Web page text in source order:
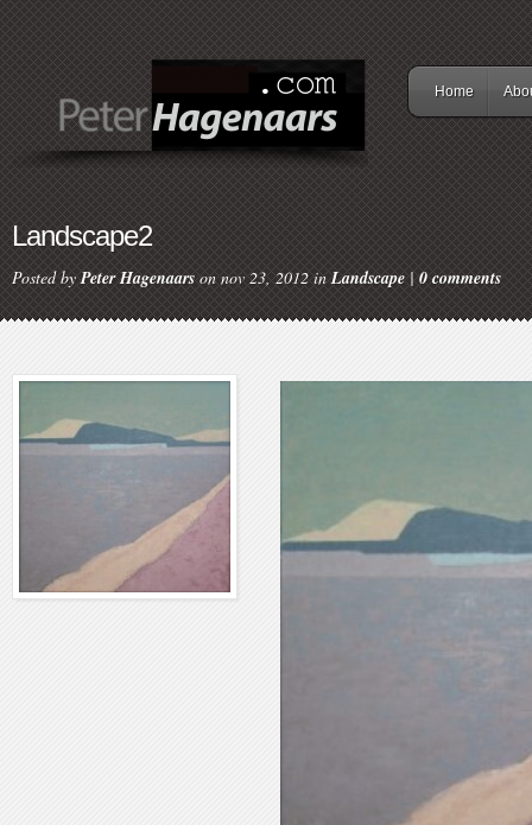
Home
Landscape2
Posted byPeter Hagenaarson nov 23, 2012 inLandscape| 0 comments